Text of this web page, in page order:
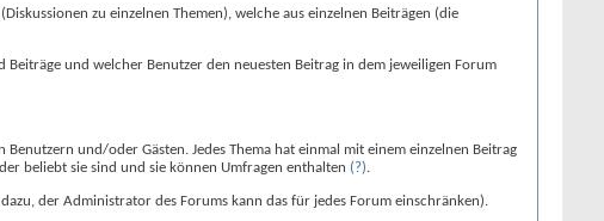
zu einzelnen Themen), welche aus einzelnen Beiträgen (die
und welcher Benutzer den neuesten Beitrag in dem jeweiligen Forum
und/oder Gästen. Jedes Thema hat einmal mit einem einzelnen Beitrag
beliebt sie sind und sie können Umfragen enthalten (?).
der Administrator des Forums kann das für jedes Forum einschränken).